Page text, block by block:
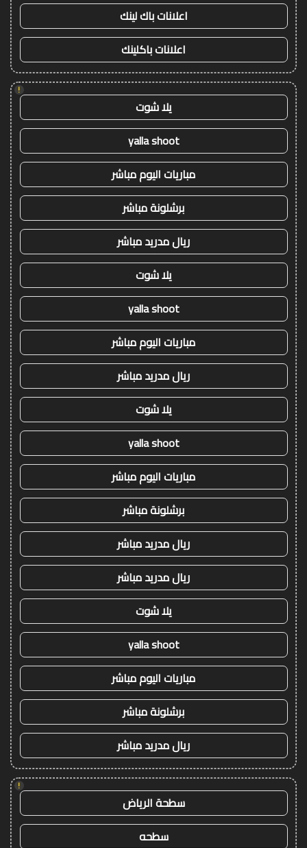
اعلانات باك لينك
اعلانات باكلينك
!
يلا شوت
yalla shoot
مباريات اليوم مباشر
برشلونة مباشر
ريال مدريد مباشر
يلا شوت
yalla shoot
مباريات اليوم مباشر
ريال مدريد مباشر
يلا شوت
yalla shoot
مباريات اليوم مباشر
برشلونة مباشر
ريال مدريد مباشر
ريال مدريد مباشر
يلا شوت
yalla shoot
مباريات اليوم مباشر
برشلونة مباشر
ريال مدريد مباشر
!
سطحة الرياض
سطحه